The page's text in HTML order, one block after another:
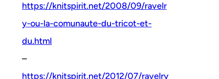
https://knitspirit.net/2008/09/ravelr
y-ou-la-comunaute-du-tricot-et-
du.html
–
https://knitspirit.net/2012/07/ravelry